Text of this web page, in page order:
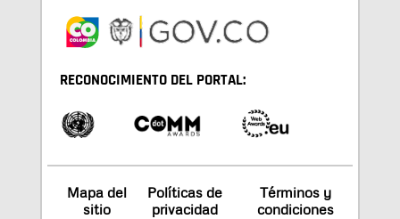
RECONOCIMIENTO DEL PORTAL:
Mapa del
sitio
Políticas de
privacidad
Términos y
condiciones